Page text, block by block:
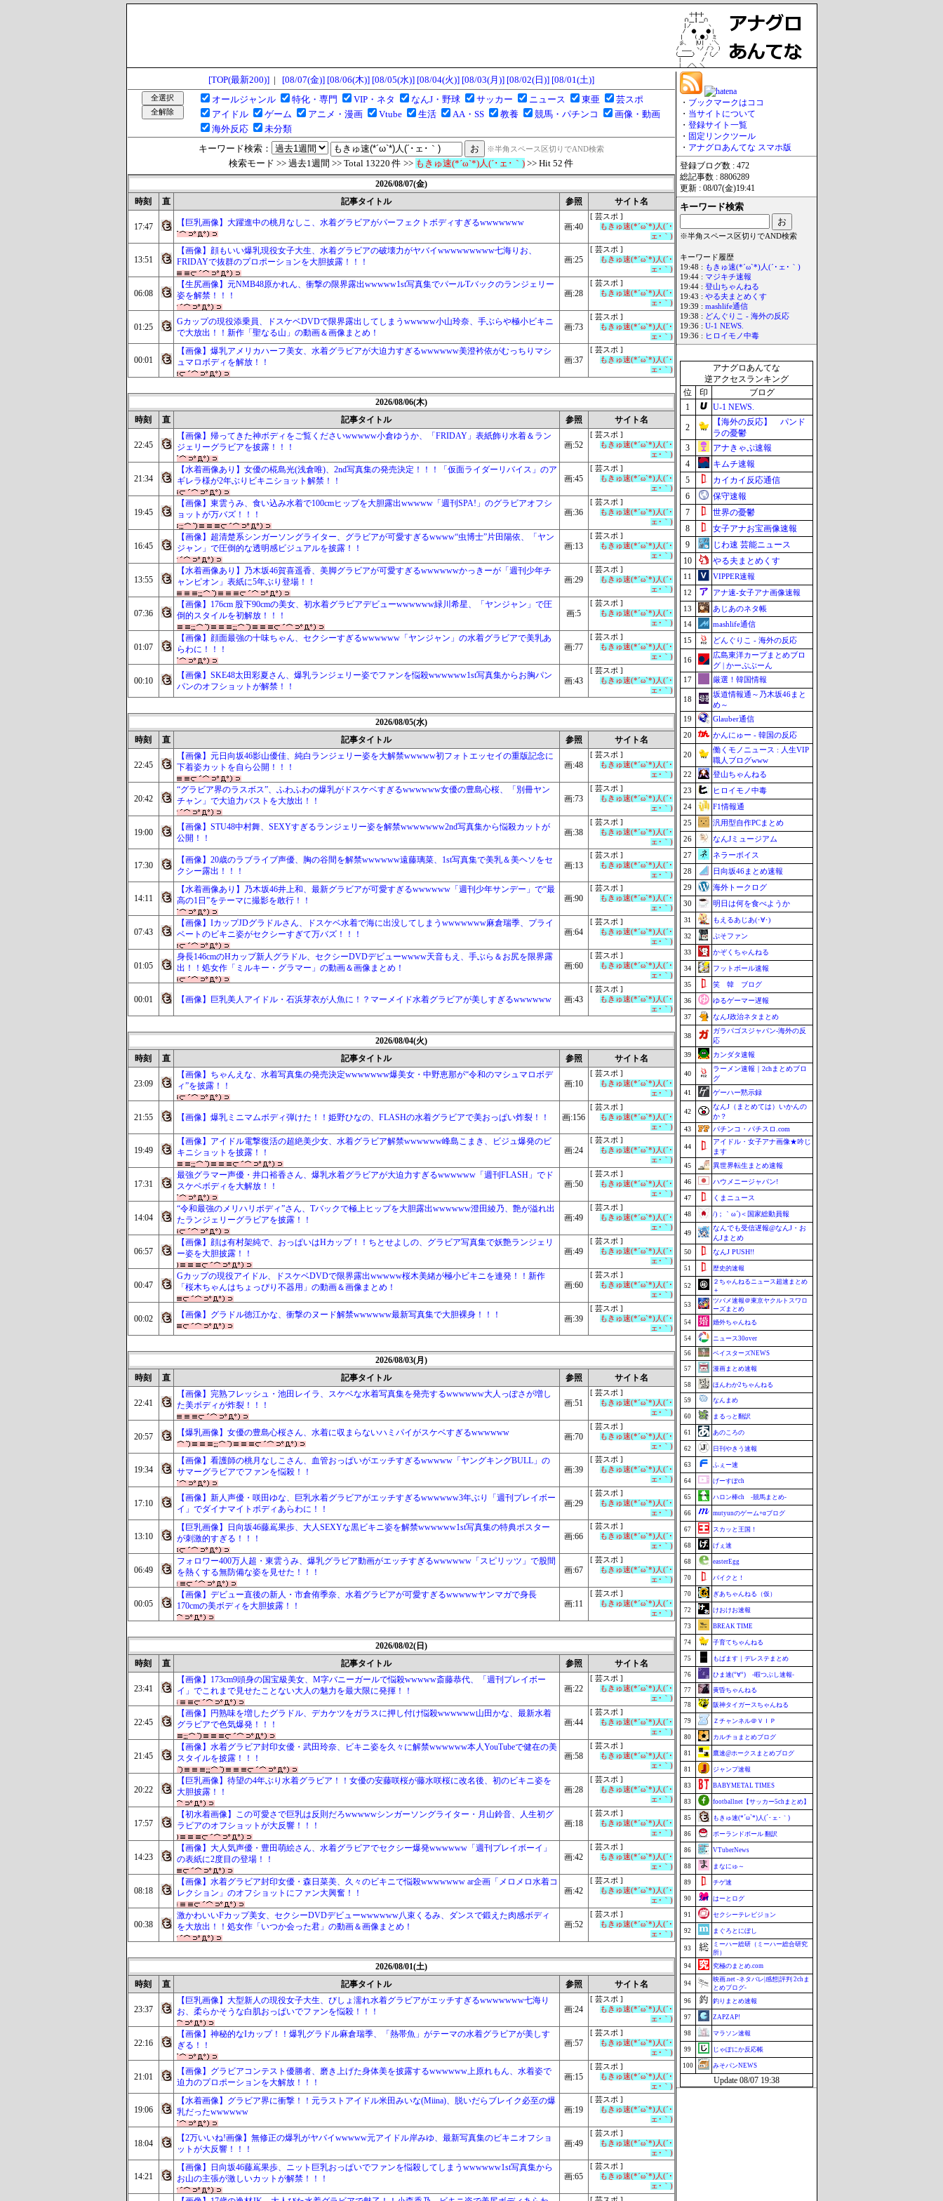
[TOP(最新200)]| [08/07(金)] [08/06(木)] [08/05(水)] [08/04(火)] [08/03(月)] [08/02(日)] [08/01(土)]
オールジャンル
特化・専門 VIP・ネタ なんJ・野球 サッカー ニュース 東亜
芸スポ
アイドル
ゲーム アニメ・漫画 Vtube 生活 AA・SS 教養 競馬・パチンコ
画像・動画
海外反応
未分類
キーワード検索：
※半角スペース区切りでAND検索
検索モード >> 過去1週間 >> Total 13220 件 >> もきゅ速(*´ω`*)人(´･ェ･｀)>> Hit 52 件
2026/08/07(金)
時刻
直 記事タイトル 参照 サイト名
17:47 【巨乳画像】大躍進中の桃月なしこ、水着グラビアがパーフェクトボディすぎるwwwwwww 画:40
[ 芸スポ ]
もきゅ速(*´ω`*)人(´･
ェ･｀)
13:51
【画像】顔もいい爆乳現役女子大生、水着グラビアの破壊力がヤバイwwwwwwwww七海りお、
FRIDAYで抜群のプロポーションを大胆披露！！！
画:25
[ 芸スポ ]
もきゅ速(*´ω`*)人(´･
ェ･｀)
06:08
【生尻画像】元NMB48原かれん、衝撃の限界露出wwwww1st写真集でパールTバックのランジェリー
姿を解禁！！！
画:28
[ 芸スポ ]
もきゅ速(*´ω`*)人(´･
ェ･｀)
01:25
Gカップの現役添乗員、ドスケベDVDで限界露出してしまうwwwww小山玲奈、手ぶらや極小ビキニ
で大放出！！新作「聖なる山」の動画＆画像まとめ！
画:73
[ 芸スポ ]
もきゅ速(*´ω`*)人(´･
ェ･｀)
00:01
【画像】爆乳アメリカハーフ美女、水着グラビアが大迫力すぎるwwwwww美澄衿依がむっちりマシ
ュマロボディを解放！！
画:37
[ 芸スポ ]
もきゅ速(*´ω`*)人(´･
ェ･｀)
2026/08/06(木)
時刻
直 記事タイトル 参照 サイト名
22:45
【画像】帰ってきた神ボディをご覧くださいwwwww小倉ゆうか、「FRIDAY」表紙飾り水着＆ラン
ジェリーグラビアを披露！！！
画:52
[ 芸スポ ]
もきゅ速(*´ω`*)人(´･
ェ･｀)
21:34
【水着画像あり】女優の椛島光(浅倉唯)、2nd写真集の発売決定！！！「仮面ライダーリバイス」のア
ギレラ様が2年ぶりビキニショット解禁！！
画:45
[ 芸スポ ]
もきゅ速(*´ω`*)人(´･
ェ･｀)
19:45
【画像】東雲うみ、食い込み水着で100cmヒップを大胆露出wwwww「週刊SPA!」のグラビアオフシ
ョットが万バズ！！！
画:36
[ 芸スポ ]
もきゅ速(*´ω`*)人(´･
ェ･｀)
16:45
【画像】超清楚系シンガーソングライター、グラビアが可愛すぎるwwww“虫博士”片田陽依、「ヤン
ジャン」で圧倒的な透明感ビジュアルを披露！！
画:13
[ 芸スポ ]
もきゅ速(*´ω`*)人(´･
ェ･｀)
13:55
【水着画像あり】乃木坂46賀喜遥香、美脚グラビアが可愛すぎるwwwwwwかっきーが「週刊少年チ
ャンピオン」表紙に5年ぶり登場！！
画:29
[ 芸スポ ]
もきゅ速(*´ω`*)人(´･
ェ･｀)
07:36
【画像】176cm 股下90cmの美女、初水着グラビアデビューwwwwww緑川希星、「ヤンジャン」で圧
倒的スタイルを初解放！！！
画:5
[ 芸スポ ]
もきゅ速(*´ω`*)人(´･
ェ･｀)
01:07
【画像】顔面最強の十味ちゃん、セクシーすぎるwwwwww「ヤンジャン」の水着グラビアで美乳あ
らわに！！！
画:77
[ 芸スポ ]
もきゅ速(*´ω`*)人(´･
ェ･｀)
00:10
【画像】SKE48太田彩夏さん、爆乳ランジェリー姿でファンを悩殺wwwwww1st写真集からお胸パン
パンのオフショットが解禁！！
画:43
[ 芸スポ ]
もきゅ速(*´ω`*)人(´･
ェ･｀)
2026/08/05(水)
時刻
直 記事タイトル 参照 サイト名
22:45
【画像】元日向坂46影山優佳、純白ランジェリー姿を大解禁wwwww初フォトエッセイの重版記念に
下着姿カットを自ら公開！！！
画:48
[ 芸スポ ]
もきゅ速(*´ω`*)人(´･
ェ･｀)
20:42
“グラビア界のラスボス”、ふわふわの爆乳がドスケベすぎるwwwwww女優の豊島心桜、「別冊ヤン
チャン」で大迫力バストを大放出！！
画:73
[ 芸スポ ]
もきゅ速(*´ω`*)人(´･
ェ･｀)
19:00
【画像】STU48中村舞、SEXYすぎるランジェリー姿を解禁wwwwwww2nd写真集から悩殺カットが
公開！！
画:38
[ 芸スポ ]
もきゅ速(*´ω`*)人(´･
ェ･｀)
17:30
【画像】20歳のラブライブ声優、胸の谷間を解禁wwwwww遠藤璃菜、1st写真集で美乳＆美ヘソをセ
クシー露出！！！
画:13
[ 芸スポ ]
もきゅ速(*´ω`*)人(´･
ェ･｀)
14:11
【水着画像あり】乃木坂46井上和、最新グラビアが可愛すぎるwwwwww「週刊少年サンデー」で“最
高の1日”をテーマに撮影を敢行！！
画:90
[ 芸スポ ]
もきゅ速(*´ω`*)人(´･
ェ･｀)
07:43
【画像】IカップJDグラドルさん、ドスケベ水着で海に出没してしまうwwwwwww麻倉瑞季、プライ
ベートのビキニ姿がセクシーすぎて万バズ！！！
画:64
[ 芸スポ ]
もきゅ速(*´ω`*)人(´･
ェ･｀)
01:05
身長146cmのHカップ新人グラドル、セクシーDVDデビューwwww天音もえ、手ぶら＆お尻を限界露
出！！処女作「ミルキー・グラマー」の動画＆画像まとめ！
画:60
[ 芸スポ ]
もきゅ速(*´ω`*)人(´･
ェ･｀)
00:01 【画像】巨乳美人アイドル・石浜芽衣が人魚に！？マーメイド水着グラビアが美しすぎるwwwwww 画:43
[ 芸スポ ]
もきゅ速(*´ω`*)人(´･
ェ･｀)
2026/08/04(火)
時刻
直 記事タイトル 参照 サイト名
23:09
【画像】ちゃんえな、水着写真集の発売決定wwwwwww爆美女・中野恵那が“令和のマシュマロボデ
ィ”を披露！！
画:10
[ 芸スポ ]
もきゅ速(*´ω`*)人(´･
ェ･｀)
21:55 【画像】爆乳ミニマムボディ弾けた！！姫野ひなの、FLASHの水着グラビアで美おっぱい炸裂！！ 画:156
[ 芸スポ ]
もきゅ速(*´ω`*)人(´･
ェ･｀)
19:49
【画像】アイドル電撃復活の超絶美少女、水着グラビア解禁wwwwww峰島こまき、ビジュ爆発のビ
キニショットを披露！！
画:24
[ 芸スポ ]
もきゅ速(*´ω`*)人(´･
ェ･｀)
17:31
最強グラマー声優・井口裕香さん、爆乳水着グラビアが大迫力すぎるwwwwww「週刊FLASH」でド
スケベボディを大解放！！
画:50
[ 芸スポ ]
もきゅ速(*´ω`*)人(´･
ェ･｀)
14:04
“令和最強のメリハリボディ”さん、Tバックで極上ヒップを大胆露出wwwwww澄田綾乃、艶が溢れ出
たランジェリーグラビアを披露！！
画:49
[ 芸スポ ]
もきゅ速(*´ω`*)人(´･
ェ･｀)
06:57
【画像】顔は有村架純で、おっぱいはHカップ！！ちとせよしの、グラビア写真集で妖艶ランジェリ
ー姿を大胆披露！！
画:49
[ 芸スポ ]
もきゅ速(*´ω`*)人(´･
ェ･｀)
00:47
Gカップの現役アイドル、ドスケベDVDで限界露出wwwww桜木美緒が極小ビキニを連発！！新作
「桜木ちゃんはちょっぴり不器用」の動画＆画像まとめ！
画:60
[ 芸スポ ]
もきゅ速(*´ω`*)人(´･
ェ･｀)
00:02 【画像】グラドル徳江かな、衝撃のヌード解禁wwwwww最新写真集で大胆裸身！！！ 画:39
[ 芸スポ ]
もきゅ速(*´ω`*)人(´･
ェ･｀)
2026/08/03(月)
時刻
直 記事タイトル 参照 サイト名
22:41
【画像】完熟フレッシュ・池田レイラ、スケベな水着写真集を発売するwwwwww大人っぽさが増し
た美ボディが炸裂！！！
画:51
[ 芸スポ ]
もきゅ速(*´ω`*)人(´･
ェ･｀)
20:57 【爆乳画像】女優の豊島心桜さん、水着に収まらないハミパイがスケベすぎるwwwwww 画:70
[ 芸スポ ]
もきゅ速(*´ω`*)人(´･
ェ･｀)
19:34
【画像】看護師の桃月なしこさん、血管おっぱいがエッチすぎるwwwww「ヤングキングBULL」の
サマーグラビアでファンを悩殺！！
画:39
[ 芸スポ ]
もきゅ速(*´ω`*)人(´･
ェ･｀)
17:10
【画像】新人声優・咲田ゆな、巨乳水着グラビアがエッチすぎるwwwwww3年ぶり「週刊プレイボー
イ」でダイナマイトボディあらわに！！
画:29
[ 芸スポ ]
もきゅ速(*´ω`*)人(´･
ェ･｀)
13:10
【巨乳画像】日向坂46藤嶌果歩、大人SEXYな黒ビキニ姿を解禁wwwwww1st写真集の特典ポスター
が刺激的すぎる！！！
画:66
[ 芸スポ ]
もきゅ速(*´ω`*)人(´･
ェ･｀)
06:49
フォロワー400万人超・東雲うみ、爆乳グラビア動画がエッチすぎるwwwwww「スピリッツ」で股間
を熱くする無防備な姿を見せた！！！
画:67
[ 芸スポ ]
もきゅ速(*´ω`*)人(´･
ェ･｀)
00:05
【画像】デビュー直後の新人・市倉侑季奈、水着グラビアが可愛すぎるwwwwwヤンマガで身長
170cmの美ボディを大胆披露！！
画:11
[ 芸スポ ]
もきゅ速(*´ω`*)人(´･
ェ･｀)
2026/08/02(日)
時刻
直 記事タイトル 参照 サイト名
23:41
【画像】173cm9頭身の国宝級美女、M字バニーガールで悩殺wwwww斎藤恭代、「週刊プレイボー
イ」でこれまで見せたことない大人の魅力を最大限に発揮！！
画:22
[ 芸スポ ]
もきゅ速(*´ω`*)人(´･
ェ･｀)
22:45
【画像】円熟味を増したグラドル、デカケツをガラスに押し付け悩殺wwwwww山田かな、最新水着
グラビアで色気爆発！！！
画:44
[ 芸スポ ]
もきゅ速(*´ω`*)人(´･
ェ･｀)
21:45
【画像】水着グラビア封印女優・武田玲奈、ビキニ姿を久々に解禁wwwwww本人YouTubeで健在の美
スタイルを披露！！！
画:58
[ 芸スポ ]
もきゅ速(*´ω`*)人(´･
ェ･｀)
20:22
【巨乳画像】待望の4年ぶり水着グラビア！！女優の安藤咲桜が藤水咲桜に改名後、初のビキニ姿を
大胆披露！！
画:28
[ 芸スポ ]
もきゅ速(*´ω`*)人(´･
ェ･｀)
17:57
【初水着画像】この可愛さで巨乳は反則だろwwwwwシンガーソングライター・月山鈴音、人生初グ
ラビアのオフショットが大反響！！！
画:18
[ 芸スポ ]
もきゅ速(*´ω`*)人(´･
ェ･｀)
14:23
【画像】大人気声優・豊田萌絵さん、水着グラビアでセクシー爆発wwwwww「週刊プレイボーイ」
の表紙に2度目の登場！！
画:42
[ 芸スポ ]
もきゅ速(*´ω`*)人(´･
ェ･｀)
08:18
【画像】水着グラビア封印女優・森日菜美、久々のビキニで悩殺wwwwwww ar企画「メロメロ水着コ
レクション」のオフショットにファン大興奮！！
画:42
[ 芸スポ ]
もきゅ速(*´ω`*)人(´･
ェ･｀)
00:38
激かわいいFカップ美女、セクシーDVDデビューwwwwww八束くるみ、ダンスで鍛えた肉感ボディ
を大放出！！処女作「いつか会った君」の動画＆画像まとめ！
画:52
[ 芸スポ ]
もきゅ速(*´ω`*)人(´･
ェ･｀)
2026/08/01(土)
時刻
直 記事タイトル 参照 サイト名
23:37
【巨乳画像】大型新人の現役女子大生、びしょ濡れ水着グラビアがエッチすぎるwwwwwww七海り
お、柔らかそうな白肌おっぱいでファンを悩殺！！！
画:24
[ 芸スポ ]
もきゅ速(*´ω`*)人(´･
ェ･｀)
22:16
【画像】神秘的なIカップ！！爆乳グラドル麻倉瑞季、「熱帯魚」がテーマの水着グラビアが美しす
ぎる！！
画:57
[ 芸スポ ]
もきゅ速(*´ω`*)人(´･
ェ･｀)
21:01
【画像】グラビアコンテスト優勝者、磨き上げた身体美を披露するwwwwww上原れもん、水着姿で
迫力のプロポーションを大解放！！！
画:15
[ 芸スポ ]
もきゅ速(*´ω`*)人(´･
ェ･｀)
19:06
【水着画像】グラビア界に衝撃！！元ラストアイドル米田みいな(Miina)、脱いだらブレイク必至の爆
乳だったwwwwww
画:19
[ 芸スポ ]
もきゅ速(*´ω`*)人(´･
ェ･｀)
18:04
【2万いいね!画像】無修正の爆乳がヤバイwwwww元アイドル岸みゆ、最新写真集のビキニオフショ
ットが大反響！！！
画:49
[ 芸スポ ]
もきゅ速(*´ω`*)人(´･
ェ･｀)
14:21
【画像】日向坂46藤嶌果歩、ニット巨乳おっぱいでファンを悩殺してしまうwwwwww1st写真集から
お山の主張が激しいカットが解禁！！！
画:65
[ 芸スポ ]
もきゅ速(*´ω`*)人(´･
ェ･｀)
・ ブックマークはココ
・ 当サイトについて
・ 登録サイト一覧
・ 固定リンクツール
・ アナグロあんてな スマホ版
登録ブログ数 : 472
総記事数 : 8806289
更新 : 08/07(金)19:41
キーワード検索
※半角スペース区切りでAND検索
キーワード履歴
19:48 : もきゅ速(*´ω`*)人(´･ェ･｀)
19:44 : マジキチ速報
19:44 : 登山ちゃんねる
19:43 : やる夫まとめくす
19:39 : mashlife通信
19:38 : どんぐりこ - 海外の反応
19:36 : U-1 NEWS.
19:36 : ヒロイモノ中毒
アナグロあんてな
逆アクセスランキング
位
印
ブログ
1
U-1 NEWS.
2
【海外の反応】 パンド
ラの憂鬱
3
アナきゃぷ速報
4
キムチ速報
5
カイカイ反応通信
6
保守速報
7
世界の憂鬱
8
女子アナお宝画像速報
9
じわ速 芸能ニュース
10
やる夫まとめくす
11
VIPPER速報
12
アナ速‐女子アナ画像速報
13
あじあのネタ帳
14
mashlife通信
15
どんぐりこ - 海外の反応
16
広島東洋カープまとめブロ
グ | かーぷぶーん
17
厳選！韓国情報
18
坂道情報通～乃木坂46まと
め～
19
Glauber通信
20
かんにゅー - 韓国の反応
20
働くモノニュース : 人生VIP
職人ブログwww
22
登山ちゃんねる
23
ヒロイモノ中毒
24
F1情報通
25
汎用型自作PCまとめ
26
なんJミュージアム
27
ネラーボイス
28
日向坂46まとめ速報
29
海外トークログ
30
明日は何を食べようか
31 もえるあじあ(･∀･)
32 ぷそファン
33 かぞくちゃんねる
34 フットボール速報
35 笑 韓 ブログ
36 ゆるゲーマー遅報
37 なんJ政治ネタまとめ
38
ガラパゴスジャパン-海外の反
応
39
カンダタ速報
40
ラーメン速報｜2chまとめブロ
グ
41
ゲーハー黙示録
42
なんJ（まとめては）いかんの
か？
43
パチンコ・パチスロ.com
44
アイドル・女子アナ画像★吟じ
ます
45
異世界転生まとめ速報
46 ハウメニージャパン!
47 くまニュース
48 /)；｀ω´)＜国家総動員報
49
なんでも受信遅報@なんJ・お
んJまとめ
50
なんJ PUSH!!
51 歴史的速報
52
２ちゃんねるニュース超速まとめ
＋
53
ツバメ速報＠東京ヤクルトスワロ
ーズまとめ
54
婚外ちゃんねる
54 ニュース30over
56 ベイスターズNEWS
57 漫画まとめ速報
58 ほんわか2ちゃんねる
59 なんまめ
60 まるっと翻訳
61 あのころの
62 日刊やきう速報
63 ふぇー速
64 げーすぽch
65 ハロン棒ch -競馬まとめ-
66 mutyunのゲーム+αブログ
67 スカッと王国！
68 げぇ速
68 easterEgg
70 バイクと！
70 ぎあちゃんねる（仮）
72 けおけお速報
73 BREAK TIME
74 子育てちゃんねる
75 もばます｜デレステまとめ
76 ひま速(°∀°) -暇つぶし速報-
77 黄昏ちゃんねる
78 阪神タイガースちゃんねる
79 Ｚチャンネル＠ＶＩＰ
80 カルチョまとめブログ
81 鷹速@ホークスまとめブログ
81 ジャンプ速報
83 BABYMETAL TIMES
83 footballnet【サッカー5chまとめ】
85 もきゅ速(*´ω`*)人(´･ェ･｀)
86 ポーランドボール 翻訳
86 VTuberNews
88 まなにゅ～
89 チゲ速
90 はーとログ
91 セクシーテレビジョン
92 まぐろとにぼし
93
ミーハー総研（ミーハー総合研究
所）
94
究極のまとめ.com
94
映画.net -ネタバレ|感想|評判 2chま
とめブログ-
96
釣りまとめ速報
97 ZAPZAP!
98 マラソン速報
99 じゃぽにか反応帳
100 みそパンNEWS
Update 08/07 19:38